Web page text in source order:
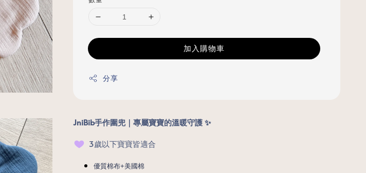
加入購物車
分享
JniBib手作圍兜｜專屬寶寶的溫暖守護 ✨
3歲以下寶寶皆適合
優質棉布+美國棉